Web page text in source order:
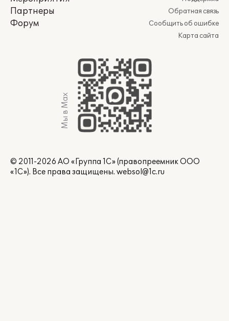
Партнеры
Форум
Обратная связь
Сообщить об ошибке
Карта сайта
Мы в Max
© 2011-2026 АО «Группа 1С» (правопреемник ООО
«1С»). Все права защищены. websol@1c.ru